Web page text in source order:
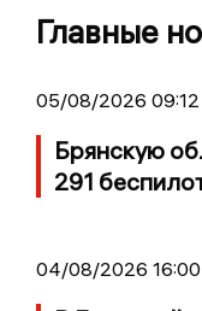
Главные
05/08/2026 09:12
Брянскую
291
04/08/2026 16:00